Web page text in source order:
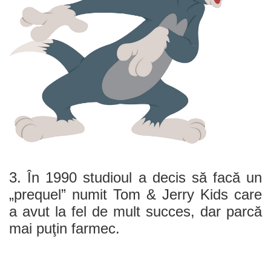
3. În 1990 studioul a decis să facă un
„prequel” numit Tom & Jerry Kids care
a avut la fel de mult succes, dar parcă
mai puţin farmec.